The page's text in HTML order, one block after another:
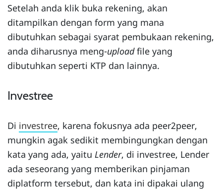
Setelah anda klik buka rekening, akan
ditampilkan dengan form yang mana
dibutuhkan sebagai syarat pembukaan rekening,
anda diharusnya meng-uploadfile yang
dibutuhkan seperti KTP dan lainnya.
Investree
Di investree, karena fokusnya ada peer2peer,
mungkin agak sedikit membingungkan dengan
kata yang ada, yaitu Lender, di investree, Lender
ada seseorang yang memberikan pinjaman
diplatform tersebut, dan kata ini dipakai ulang